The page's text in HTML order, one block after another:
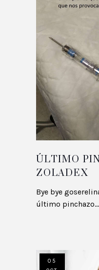
ÚLTIMO
ZOLADEX
Bye bye
último pinchazo...
05